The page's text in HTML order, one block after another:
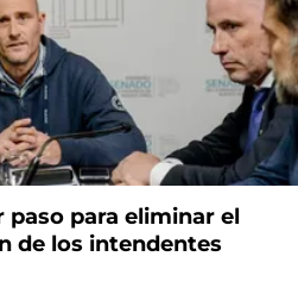
para eliminar el
de los intendentes